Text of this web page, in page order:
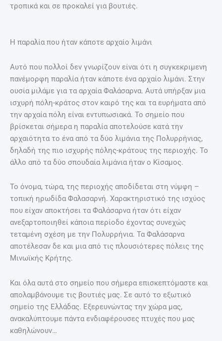
τροπικά και σε προκαλεί για βουτιές.
Η παραλία που ήταν κάποτε αρχαίο λιμάνι
Αυτό που πολλοί δεν γνωρίζουν είναι ότι η συγκεκριμενη
πανέμορφη παραλία ήταν κάποτε ένα αρχαίο λιμάνι. Στην
ουσία μιλάμε για τα αρχαία Φαλάσαρνα. Αυτά υπήρξαν μια
ισχυρή πόλη-κράτος στον καιρό της και τα ευρήματα από
την αρχαία πόλη είναι εντυπωσιακά. Το σημείο που
βρίσκεται σήμερα η παραλία αποτελούσε κατά την
αρχαιότητα το ένα από τα δύο λιμάνια της Πολυρρήνιας,
δηλαδή της πιο ισχυρής πόλης-κράτους της περιοχής. Το
άλλο από τα δύο σπουδαία λιμάνια ήταν ο Κίσαμος.
Το όνομα, τώρα, της περιοχής αποδίδεται στη νύμφη –
τοπική ηρωδίδα Φαλασαρνή. Χαρακτηριστικό της ισχύος
που είχαν αποκτήσει τα Φαλάσαρνα ήταν ότι είχαν
ανεξαρτοποιηθεί κάποια περίοδο έχοντας συνεχώς
τεταμένη σχέση με την Πολυρρήνια. Τα Φαλάσαρνα
αποτέλεσαν δε και μια από τις πλουσιότερες πόλεις της
Μινωϊκής Κρήτης.
Και όλα αυτά στο σημείο που σήμερα επισκεπτόμαστε και
απολαμβάνουμε τις βουτιές μας. Σε αυτό το εξωτικό
σημείο της Ελλάδας. Εξερευνώντας την χώρα μας,
ανακαλύπτουμε πάντα ενδιαφέρουσες πτυχές που μας
καθηλώνουν…